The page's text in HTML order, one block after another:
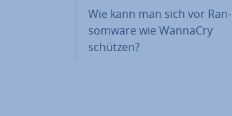
Wie kann man sich vor Ran­
som­wa­re wie WannaCry
schützen?